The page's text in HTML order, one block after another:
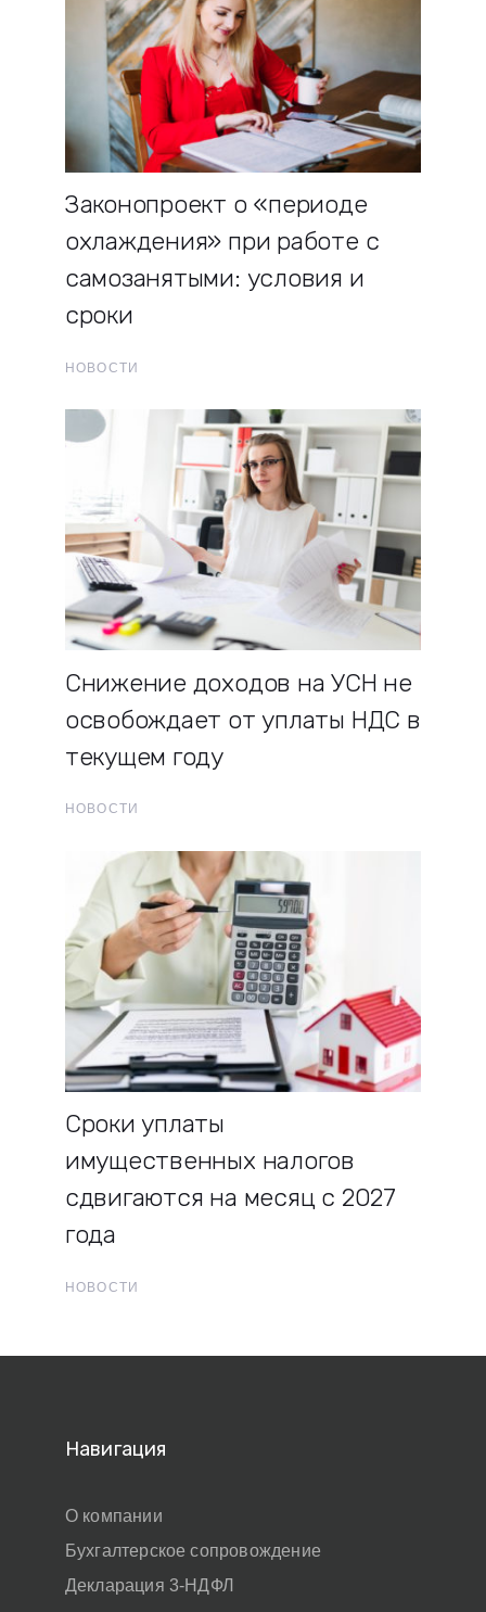
Законопроект о «периоде
охлаждения» при работе с
самозанятыми: условия и
сроки
НОВОСТИ
Снижение доходов на УСН не
освобождает от уплаты НДС в
текущем году
НОВОСТИ
Сроки уплаты
имущественных налогов
сдвигаются на месяц с 2027
года
НОВОСТИ
Навигация
О компании
Бухгалтерское сопровождение
Декларация 3-НДФЛ